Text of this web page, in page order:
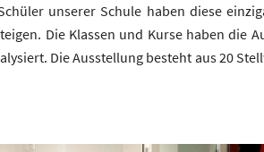
unserer Schule haben diese
Die Klassen und Kurse haben die
Die Ausstellung besteht aus 20